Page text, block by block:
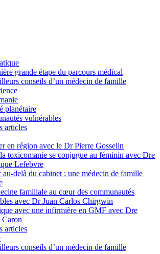
grande étape du parcours médical
conseils d’un médecin de famille
planétaire
vulnérables
articles
en région avec le Dr Pierre Gosselin
toxicomanie se conjugue au féminin avec Dre
Lefebvre
au-delà du cabinet : une médecin de famille
familiale au cœur des communautés
avec Dr Juan Carlos Chirgwin
avec une infirmière en GMF avec Dre
Caron
articles
conseils d’un médecin de famille